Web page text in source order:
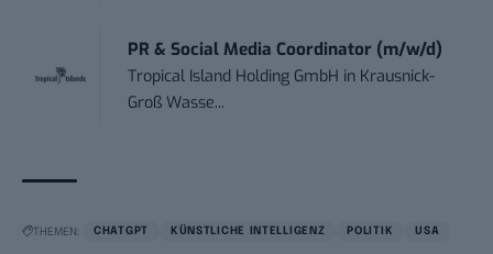
PR & Social Media Coordinator (m/w/d)
Tropical Island Holding GmbH in Krausnick-
Groß Wasse...
THEMEN: CHATGPT KÜNSTLICHE INTELLIGENZ POLITIK USA